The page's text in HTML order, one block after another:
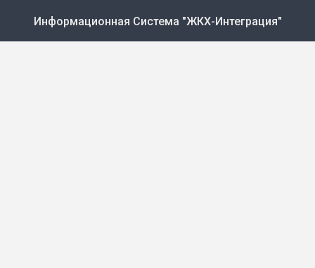
Информационная Система "ЖКХ-Интеграция"